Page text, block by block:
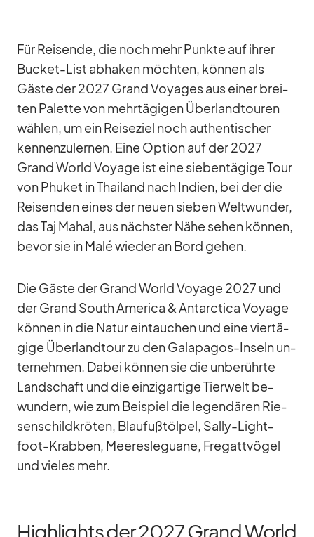
Für Rei­sende, die noch mehr Punkte auf ih­rer
Bu­cket-List ab­ha­ken möch­ten, kön­nen als
Gäste der 2027 Grand Voy­a­ges aus ei­ner brei­
ten Pa­lette von mehr­tä­gi­gen Über­land­tou­ren
wäh­len, um ein Rei­se­ziel noch au­then­ti­scher
ken­nen­zu­ler­nen. Eine Op­tion auf der 2027
Grand World Voyage ist eine sie­ben­tä­gige Tour
von Phu­ket in Thai­land nach In­dien, bei der die
Rei­sen­den ei­nes der neuen sie­ben Welt­wun­der,
das Taj Mahal, aus nächs­ter Nähe se­hen kön­nen,
be­vor sie in Malé wie­der an Bord ge­hen.
Die Gäste der Grand World Voyage 2027 und
der Grand South Ame­rica & Ant­ar­c­tica Voyage
kön­nen in die Na­tur ein­tau­chen und eine vier­tä­
gige Über­land­tour zu den Ga­la­pa­gos-In­seln un­
ter­neh­men. Da­bei kön­nen sie die un­be­rührte
Land­schaft und die ein­zig­ar­tige Tier­welt be­
wun­dern, wie zum Bei­spiel die le­gen­dä­ren Rie­
sen­schild­krö­ten, Blau­fuß­töl­pel, Sally-Light­
foot-Krab­ben, Mee­res­le­guane, Fre­gatt­vö­gel
und vie­les mehr.
Highlights der 2027 Grand World